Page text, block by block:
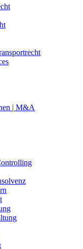
| M&A